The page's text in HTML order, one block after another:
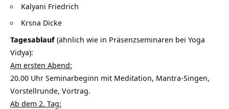
Kalyani Friedrich
Krsna Dicke
Tagesablauf (ähnlich wie in Präsenzseminaren bei Yoga
Vidya):
Am ersten Abend:
20.00 Uhr Seminarbeginn mit Meditation, Mantra-Singen,
Vorstellrunde, Vortrag.
Ab dem 2. Tag: